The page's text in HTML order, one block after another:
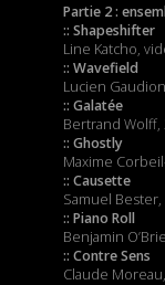
Partie 2 :
:: Shapeshifter
Line Katcho,
:: Wavefield
Lucien
:: Galatée
Bertrand Wolff,
:: Ghostly
Maxime
:: Causette
Samuel Bester,
:: Piano Roll
Benjamin
:: Contre Sens
Claude